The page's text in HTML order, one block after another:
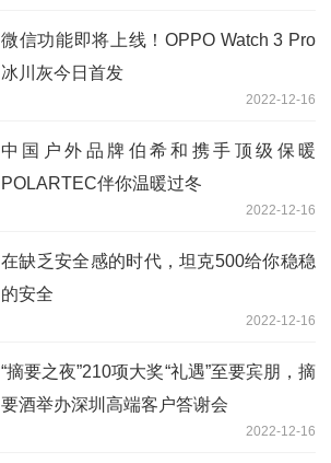
微信功能即将上线！OPPO Watch 3 Pro
冰川灰今日首发
2022-12-16
中国户外品牌伯希和携手顶级保暖
POLARTEC伴你温暖过冬
2022-12-16
在缺乏安全感的时代，坦克500给你稳稳
的安全
2022-12-16
“摘要之夜”210项大奖“礼遇”至要宾朋，摘
要酒举办深圳高端客户答谢会
2022-12-16